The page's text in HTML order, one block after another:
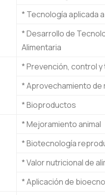
* Tecnología aplicada
* Desarrollo de
Alimentaria
* Prevención, control
* Aprovechamiento
* Bioproductos
* Mejoramiento animal
* Biotecnología
* Valor nutricional de
* Aplicación de